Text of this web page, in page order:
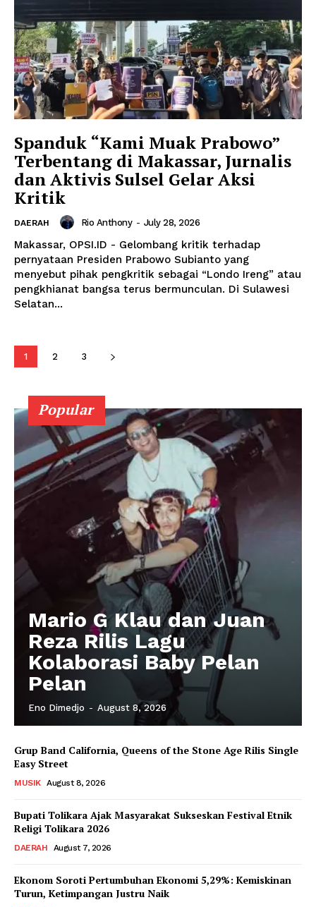
Spanduk “Kami Muak Prabowo”
Terbentang di Makassar, Jurnalis
dan Aktivis Sulsel Gelar Aksi
Kritik
DAERAH Rio Anthony - July 28, 2026
Makassar, OPSI.ID - Gelombang kritik terhadap
pernyataan Presiden Prabowo Subianto yang
menyebut pihak pengkritik sebagai “Londo Ireng” atau
pengkhianat bangsa terus bermunculan. Di Sulawesi
Selatan...
1 2 3
Popular
Mario G Klau dan Juan
Reza Rilis Lagu
Kolaborasi Baby Pelan
Pelan
Eno Dimedjo - August 8, 2026
Grup Band California, Queens of the Stone Age Rilis Single
Easy Street
MUSIK August 8, 2026
Bupati Tolikara Ajak Masyarakat Sukseskan Festival Etnik
Religi Tolikara 2026
DAERAH August 7, 2026
Ekonom Soroti Pertumbuhan Ekonomi 5,29%: Kemiskinan
Turun, Ketimpangan Justru Naik